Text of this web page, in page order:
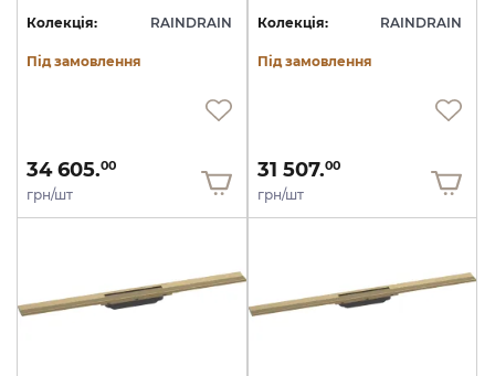
Колекція: RAINDRAIN
Під замовлення
34 605.00
грн/шт
Колекція: RAINDRAIN
Під замовлення
31 507.00
грн/шт